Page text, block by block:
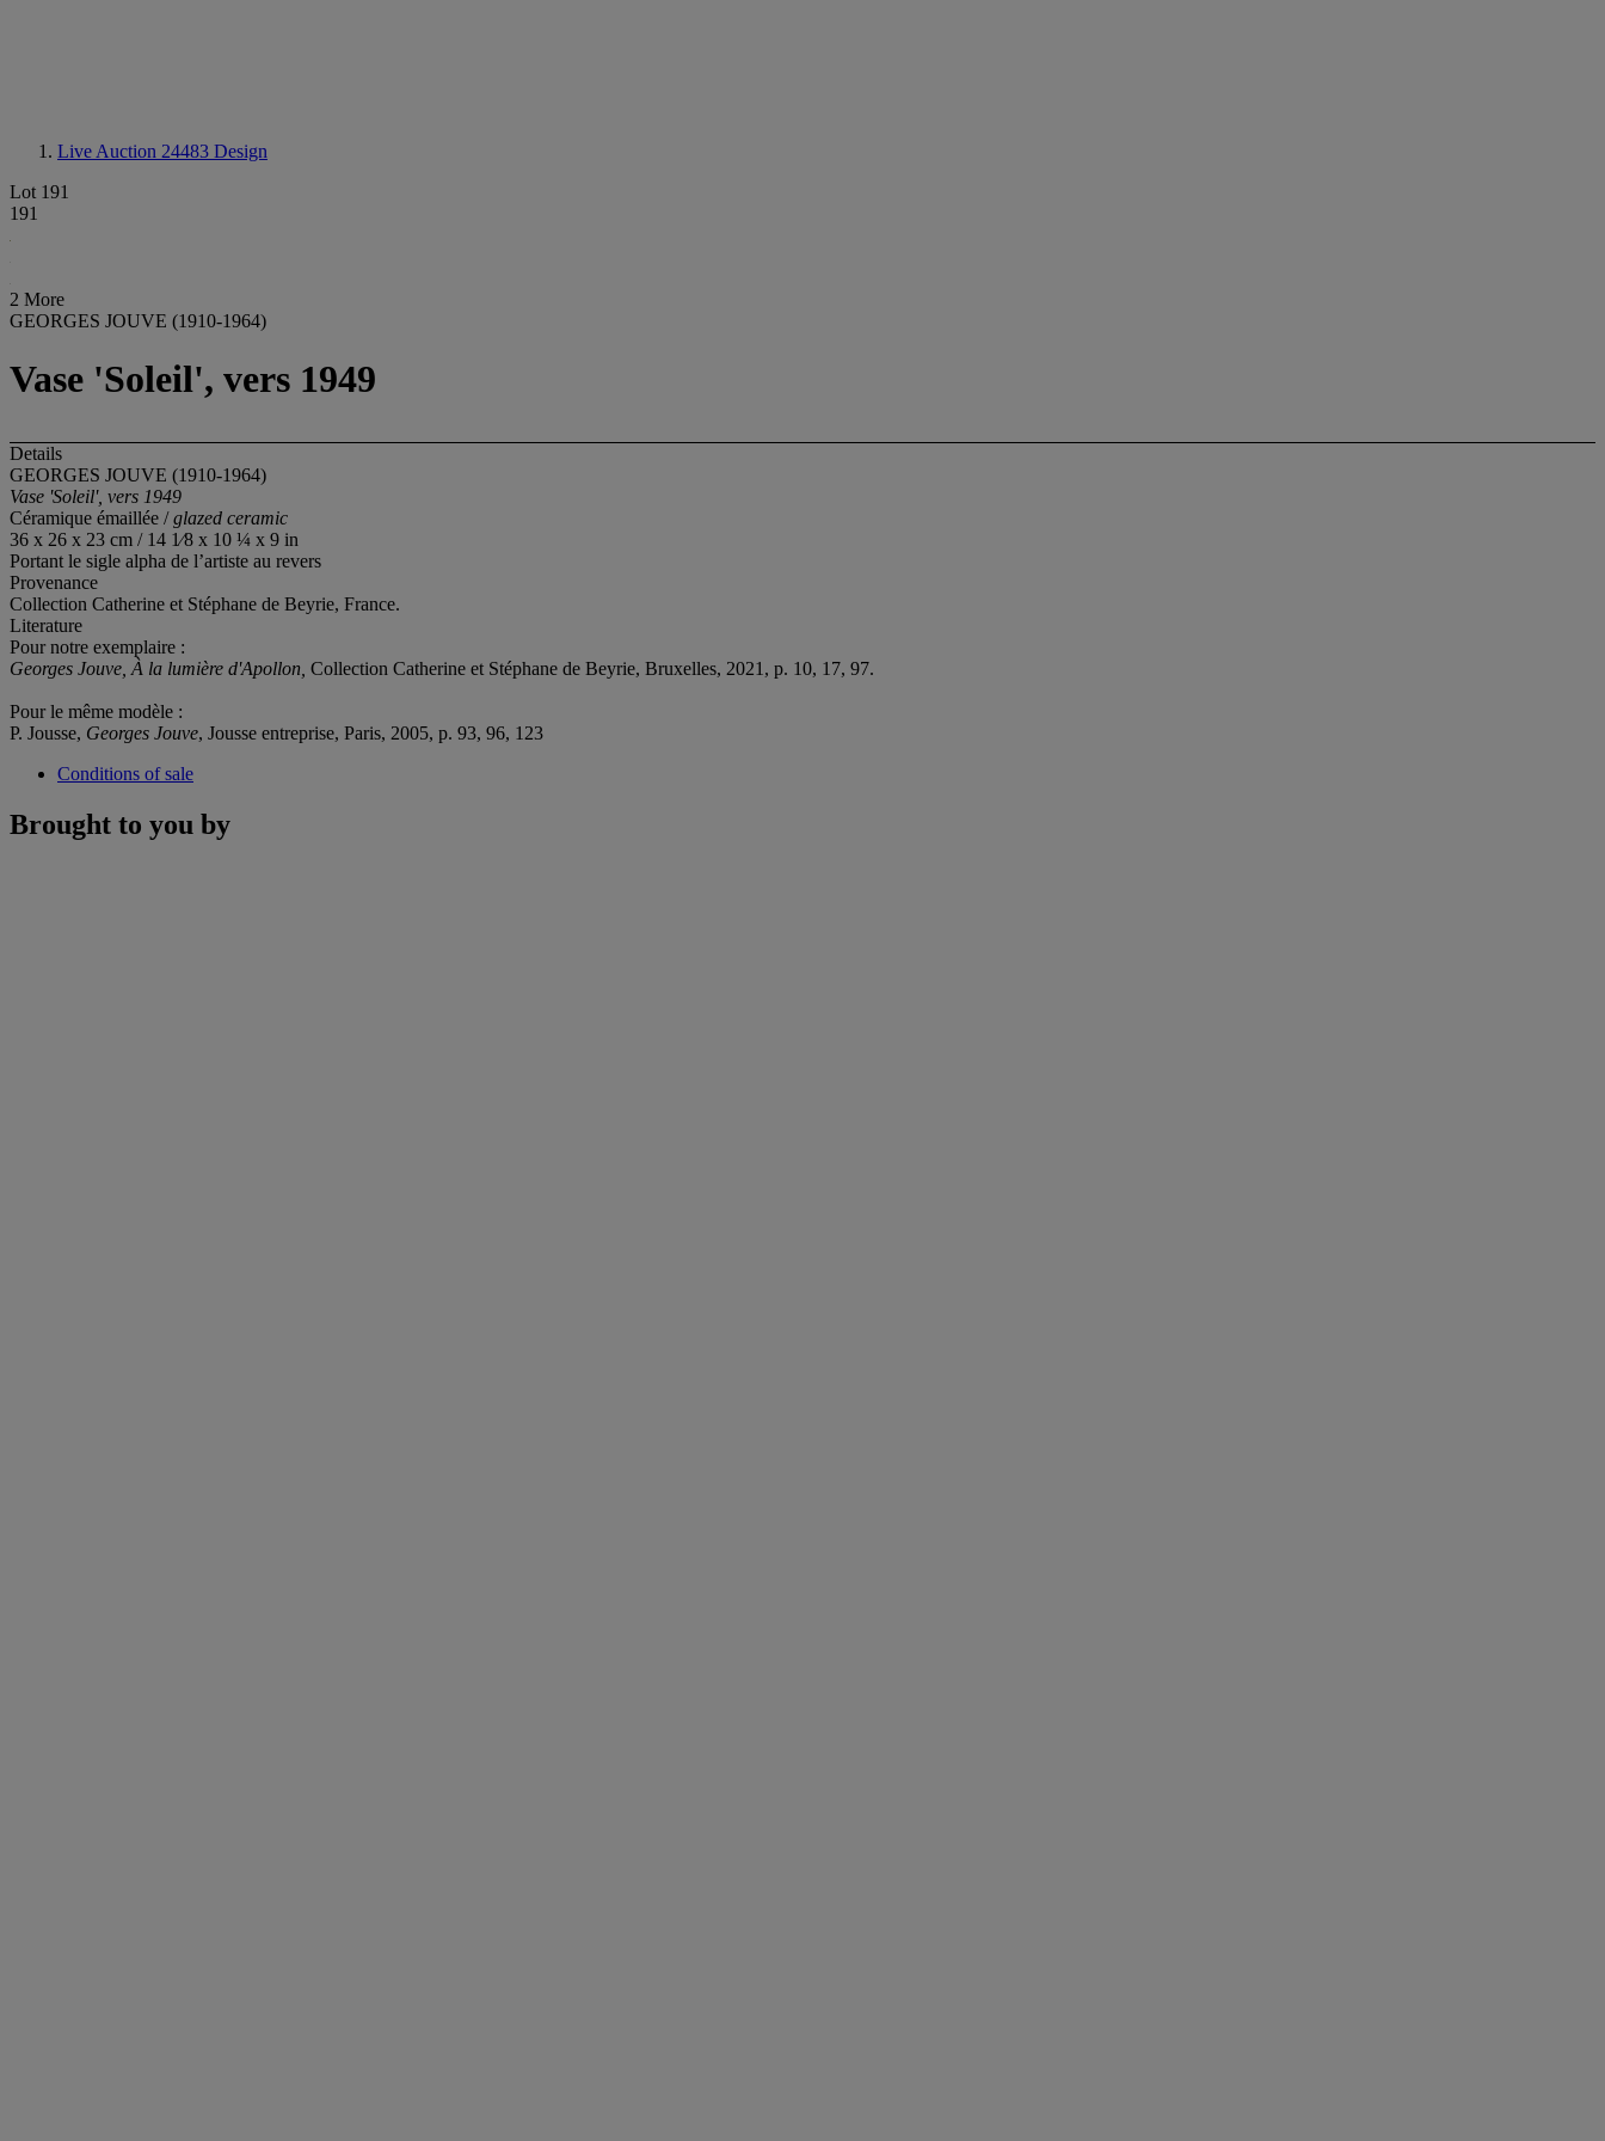
Live Auction 24483 Design
Lot 191
191
2 More
GEORGES JOUVE (1910-1964)
Vase 'Soleil', vers 1949
Details
GEORGES JOUVE (1910-1964)
Vase 'Soleil', vers 1949
Céramique émaillée /glazed ceramic
36 x 26 x 23 cm / 14 1⁄8 x 10 ¼ x 9 in
Portant le sigle alpha de l’artiste au revers
Provenance
Collection Catherine et Stéphane de Beyrie, France.
Literature
Pour notre exemplaire :
Georges Jouve, À la lumière d'Apollon, Collection Catherine et Stéphane de Beyrie, Bruxelles, 2021, p. 10, 17, 97.
Pour le même modèle :
P. Jousse, Georges Jouve, Jousse entreprise, Paris, 2005, p. 93, 96, 123
Conditions of sale
Brought to you by